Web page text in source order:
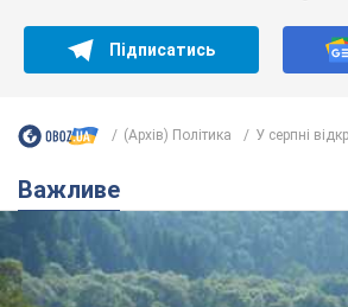
Підписатись
(Архів) Політика У серпні
Важливе